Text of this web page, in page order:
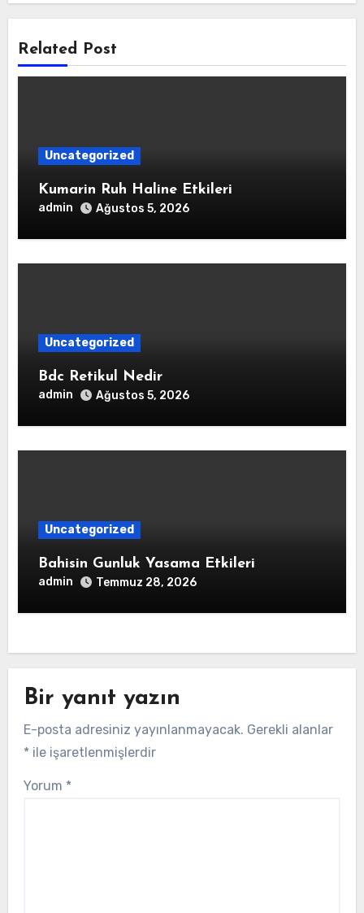
Related Post
Uncategorized
Kumarin Ruh Haline Etkileri
admin Ağustos 5, 2026
Uncategorized
Bdc Retikul Nedir
admin Ağustos 5, 2026
Uncategorized
Bahisin Gunluk Yasama Etkileri
admin Temmuz 28, 2026
Bir yanıt yazın
E-posta adresiniz yayınlanmayacak. Gerekli alanlar
* ile işaretlenmişlerdir
Yorum *